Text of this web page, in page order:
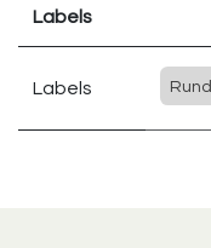
Labels
Labels Rund